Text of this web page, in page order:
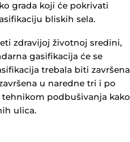
grada koji će pokrivati
bliskih sela.
zdravijoj životnoj sredini,
gasifikacija će se
trebala biti završena
u naredne tri i po
podbušivanja kako
ulica.